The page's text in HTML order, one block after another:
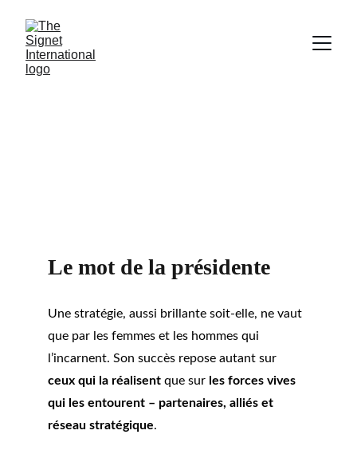
Le mot de la présidente
Une stratégie, aussi brillante soit-elle, ne vaut
que par les femmes et les hommes qui
l’incarnent. Son succès repose autant sur
ceux qui la réalisent que sur les forces vives
qui les entourent – partenaires, alliés et
réseau stratégique.